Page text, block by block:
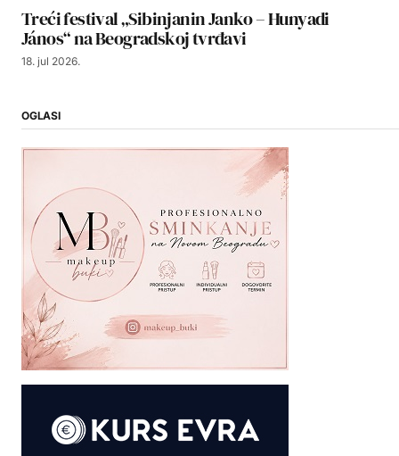
Treći festival „Sibinjanin Janko – Hunyadi
János“ na Beogradskoj tvrđavi
18. jul 2026.
OGLASI